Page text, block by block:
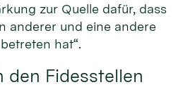
zur Quelle dafür, dass
anderer und eine andere
hat“.
den Fidesstellen